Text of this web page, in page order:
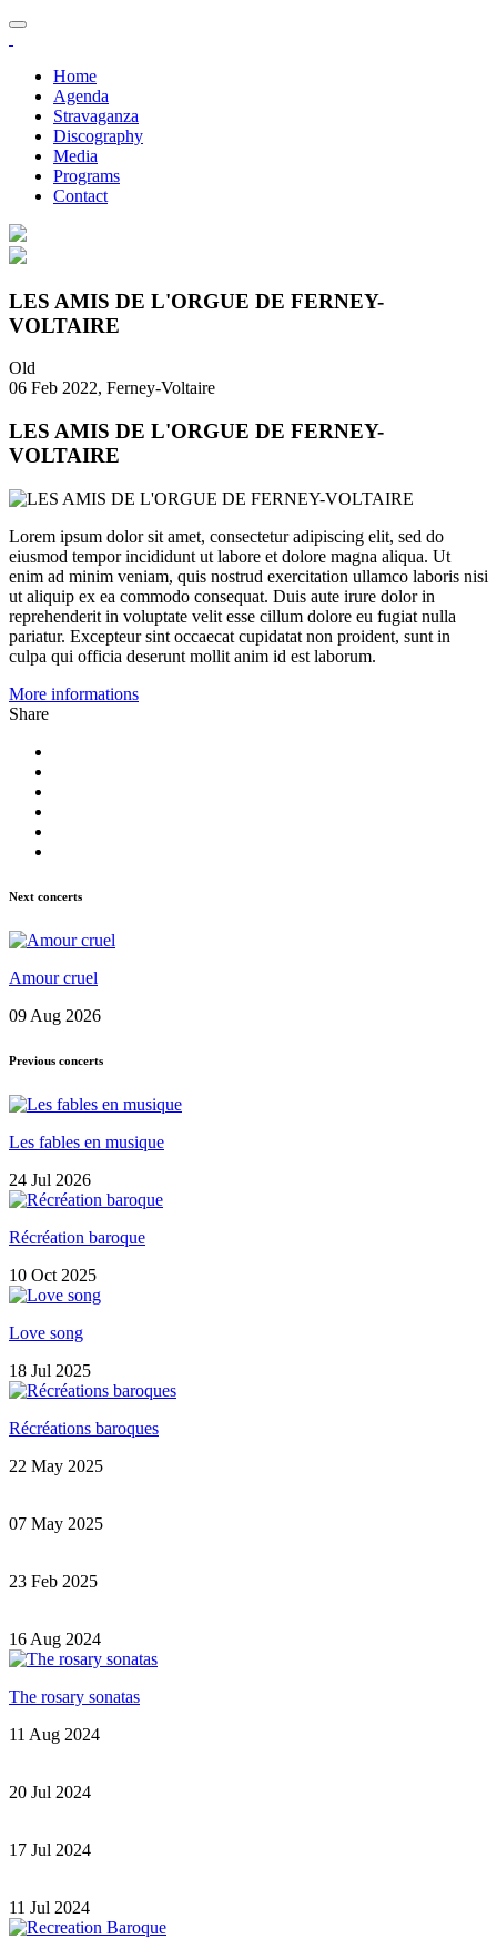
Home
Agenda
Stravaganza
Discography
Media
Programs
Contact
LES AMIS DE L'ORGUE DE FERNEY-
VOLTAIRE
Old
06 Feb 2022, Ferney-Voltaire
LES AMIS DE L'ORGUE DE FERNEY-
VOLTAIRE
Lorem ipsum dolor sit amet, consectetur adipiscing elit, sed do
eiusmod tempor incididunt ut labore et dolore magna aliqua. Ut
enim ad minim veniam, quis nostrud exercitation ullamco laboris nisi
ut aliquip ex ea commodo consequat. Duis aute irure dolor in
reprehenderit in voluptate velit esse cillum dolore eu fugiat nulla
pariatur. Excepteur sint occaecat cupidatat non proident, sunt in
culpa qui officia deserunt mollit anim id est laborum.
More informations
Share
Next concerts
Amour cruel
09 Aug 2026
Previous concerts
Les fables en musique
24 Jul 2026
Récréation baroque
10 Oct 2025
Love song
18 Jul 2025
Récréations baroques
22 May 2025
07 May 2025
23 Feb 2025
16 Aug 2024
The rosary sonatas
11 Aug 2024
20 Jul 2024
17 Jul 2024
11 Jul 2024